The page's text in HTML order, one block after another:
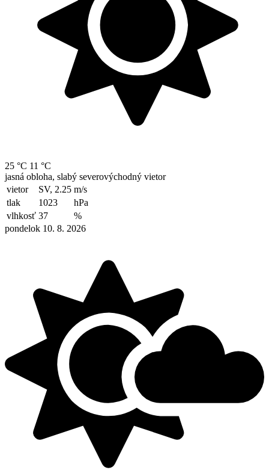
25 °C 11 °C
jasná obloha, slabý severovýchodný vietor
vietor
SV, 2.25 m/s
tlak
1023
hPa
vlhkosť 37
%
pondelok 10. 8. 2026